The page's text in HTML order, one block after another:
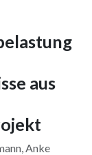
aus
Anke